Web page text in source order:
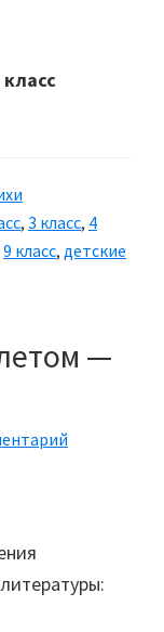
, 3 класс, 4
9 класс, детские
—